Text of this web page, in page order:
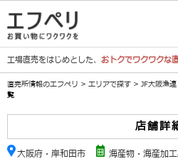
工場直売をはじめとした、 おトクでワクワクな
直売所情報のエフペリ > エリアで探す > JF大阪漁
覧
店舗詳
大阪府・岸和田市 海産物・海産加